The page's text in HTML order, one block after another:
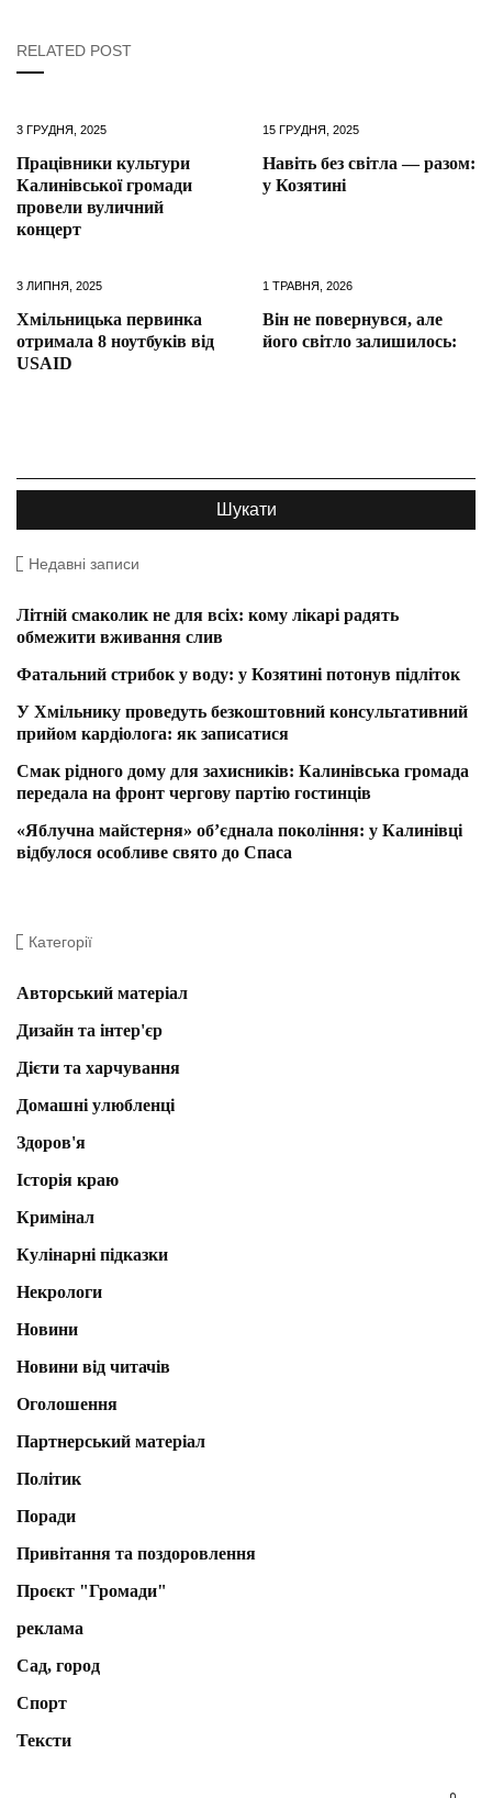
RELATED POST
3 ГРУДНЯ, 2025
Працівники культури
Калинівської громади
провели вуличний
концерт
15 ГРУДНЯ, 2025
Навіть без світла — разом:
у Козятині
3 ЛИПНЯ, 2025
Хмільницька первинка
отримала 8 ноутбуків від
USAID
1 ТРАВНЯ, 2026
Він не повернувся, але
його світло залишилось:
Недавні записи
Літній смаколик не для всіх: кому лікарі радять
обмежити вживання слив
Фатальний стрибок у воду: у Козятині потонув підліток
У Хмільнику проведуть безкоштовний консультативний
прийом кардіолога: як записатися
Смак рідного дому для захисників: Калинівська громада
передала на фронт чергову партію гостинців
«Яблучна майстерня» об’єднала покоління: у Калинівці
відбулося особливе свято до Спаса
Категорії
Авторський матеріал
Дизайн та інтер'єр
Дієти та харчування
Домашні улюбленці
Здоров'я
Історія краю
Кримінал
Кулінарні підказки
Некрологи
Новини
Новини від читачів
Оголошення
Партнерський матеріал
Політик
Поради
Привітання та поздоровлення
Проєкт "Громади"
реклама
Сад, город
Спорт
Тексти